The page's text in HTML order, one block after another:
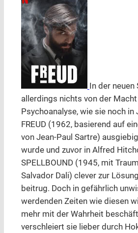
In der
allerdings nichts von der
Psychoanalyse, wie sie noch in
FREUD (1962, basierend auf
von Jean-Paul Sartre)
wurde und zuvor in Alfred
SPELLBOUND (1945, mit
Salvador Dali) clever zur
beitrug. Doch in gefährlich
werdenden Zeiten wie diesen
mehr mit der Wahrheit
verschleiert sie lieber durch